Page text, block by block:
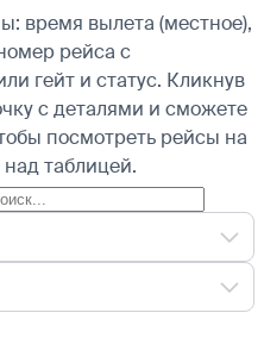
время вылета (местное),
рейса с
гейт и статус. Кликнув
с деталями и сможете
посмотреть рейсы на
таблицей.